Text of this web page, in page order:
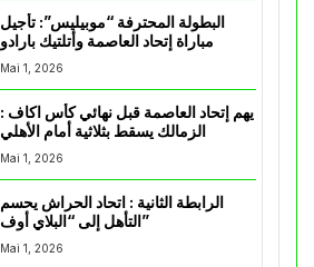
البطولة المحترفة “موبيليس”: تأجيل
مباراة إتحاد العاصمة وأتلتيك بارادو
Mai 1, 2026
يهم إتحاد العاصمة قبل نهائي كأس اكاف :
Mai 1, 2026
الرابطة الثانية : اتحاد الحراش يحسم
التأهل إلى “البلاي أوف”
Mai 1, 2026